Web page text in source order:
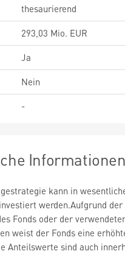
thesaurierend
293,03 Mio. EUR
Ja
Nein
-
kann in
werden.Aufgrund der
Fonds oder der
weist der Fonds eine
Anteilswerte sind auch